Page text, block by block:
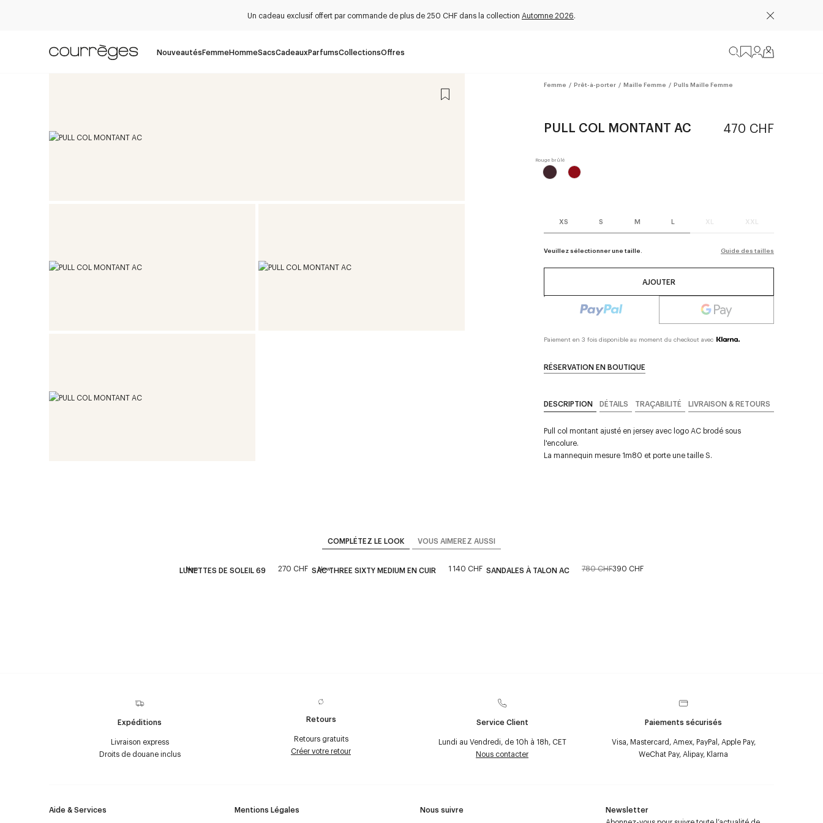
Un cadeau exclusif offert par commande de plus de 250 CHF dans la collection Automne 2026.
NouveautésFemmeHommeSacsCadeauxParfumsCollectionsOffres
Femme / Prêt-à-porter / Maille Femme / Pulls Maille Femme
PULL COL MONTANT AC 470 CHF
XS S M L XL XXL
Veuillez sélectionner une taille. Guide des tailles
AJOUTER
Paiement en 3 fois disponible au moment du checkout avec
RÉSERVATION EN BOUTIQUE
DESCRIPTION DÉTAILS TRAÇABILITÉ LIVRAISON & RETOURS
Pull col montant ajusté en jersey avec logo AC brodé sous
l'encolure.
La mannequin mesure 1m80 et porte une taille S.
COMPLÉTEZ LE LOOK VOUS AIMEREZ AUSSI
New
LUNETTES DE SOLEIL 69 270 CHF New
SAC THREE SIXTY MEDIUM EN CUIR 1 140 CHF SANDALES À TALON AC 780 CHF390 CHF
Expéditions
Livraison express
Droits de douane inclus
Retours
Retours gratuits
Créer votre retour
Service Client
Lundi au Vendredi, de 10h à 18h, CET
Nous contacter
Paiements sécurisés
Visa, Mastercard, Amex, PayPal, Apple Pay,
WeChat Pay, Alipay, Klarna
Aide & Services Mentions Légales Nous suivre
Newsletter